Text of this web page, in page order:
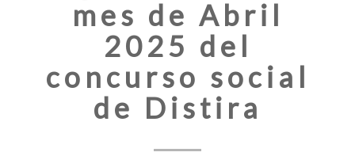
mes de Abril
2025 del
concurso social
de Distira